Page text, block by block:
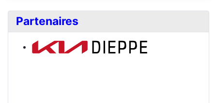
Partenaires